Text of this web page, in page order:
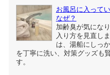
お風呂に入って
なぜ？
加齢臭が気にな
入り方を見直し
は、湯船にしっ
を丁寧に洗い、対策グッズも
す。